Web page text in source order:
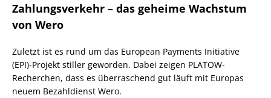
Zahlungsverkehr – das geheime Wachstum
von Wero
Zuletzt ist es rund um das European Payments Initiative
(EPI)-Projekt stiller geworden. Dabei zeigen PLATOW-
Recherchen, dass es überraschend gut läuft mit Europas
neuem Bezahldienst Wero.